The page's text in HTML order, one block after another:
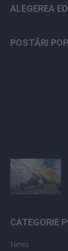
ALEGEREA
POSTĂRI
CATEGORIE
News